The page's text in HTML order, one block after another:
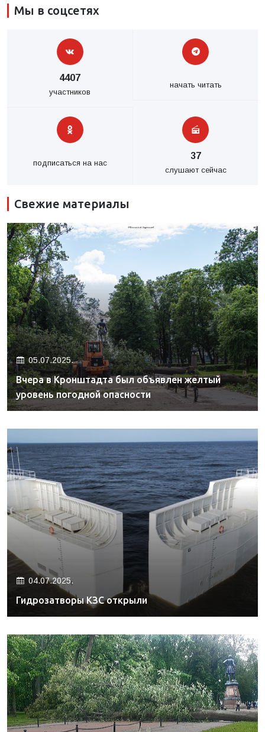
Мы в соцсетях
4407
участников
начать читать
подписаться на нас
37
слушают сейчас
Свежие материалы
05.07.2025.
Вчера в Кронштадта был объявлен желтый
уровень погодной опасности
04.07.2025.
Гидрозатворы КЗС открыли